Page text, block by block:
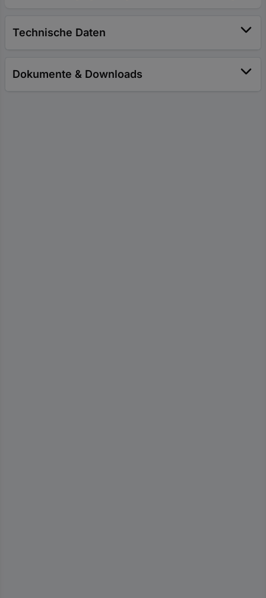
Technische Daten
Dokumente & Downloads